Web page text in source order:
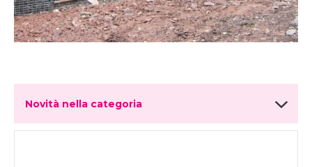
Novità nella categoria